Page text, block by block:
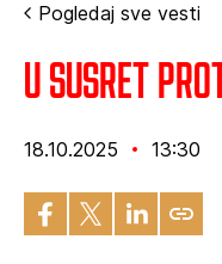
Pogledaj sve vesti
U susret
18.10.2025 13:30